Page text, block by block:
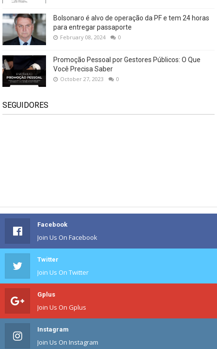
Bolsonaro é alvo de operação da PF e tem 24 horas
para entregar passaporte
February 08, 2024 0
Promoção Pessoal por Gestores Públicos: O Que
Você Precisa Saber
October 27, 2023 0
SEGUIDORES
Facebook
Join Us On Facebook
Twitter
Join Us On Twitter
Gplus
Join Us On Gplus
Instagram
Join Us On Instagram